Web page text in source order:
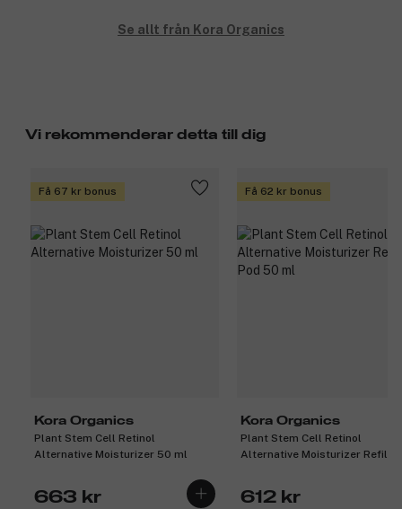
Se allt från Kora Organics
Vi rekommenderar detta till dig
Få 67 kr bonus
Kora Organics
Plant Stem Cell Retinol
Alternative Moisturizer 50 ml
663 kr
Få 62 kr bonus
Kora Organics
Plant Stem Cell Retinol
Alternative Moisturizer Refill
612 kr